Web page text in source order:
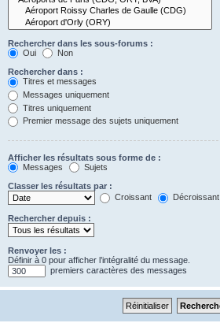
Rechercher dans les sous-forums :
Oui
Non
Rechercher dans :
Titres et messages
Messages uniquement
Titres uniquement
Premier message des sujets uniquement
Afficher les résultats sous forme de :
Messages
Sujets
Classer les résultats par :
Croissant
Décroissant
Rechercher depuis :
Renvoyer les :
Définir à 0 pour afficher l’intégralité du message.
premiers caractères des messages